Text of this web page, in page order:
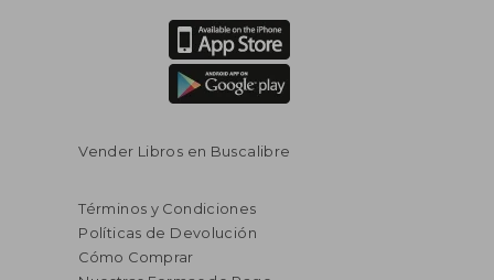
Vender Libros en Buscalibre
Términos y Condiciones
Políticas de Devolución
Cómo Comprar